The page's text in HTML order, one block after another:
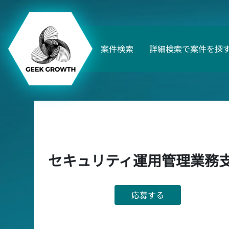
案件検索 詳細検索で案件を探
セキュリティ運用管理業務
応募する